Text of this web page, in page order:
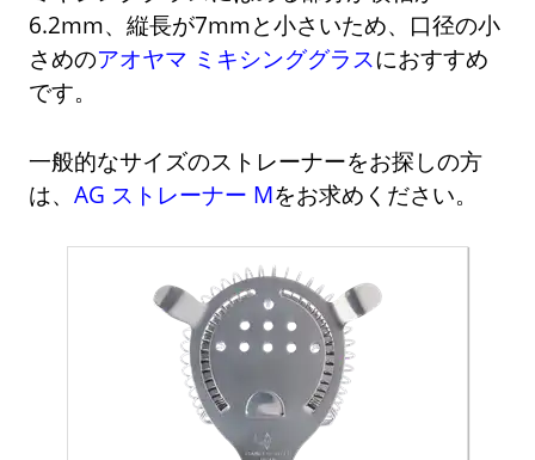
6.2mm、縦長が7mmと小さいため、口径の小
さめのアオヤマ ミキシンググラスにおすすめ
です。
一般的なサイズのストレーナーをお探しの方
は、AG ストレーナー Mをお求めください。